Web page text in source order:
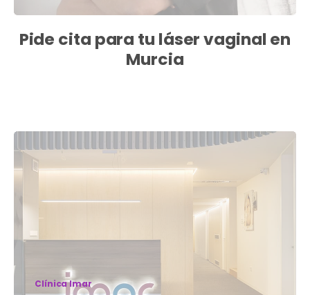
Pide cita para tu láser vaginal en
Murcia
Clínica Imar